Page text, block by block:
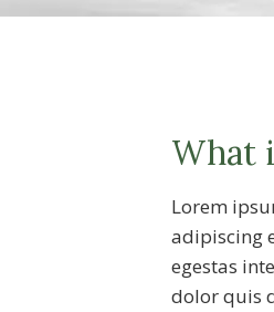
What
Lorem
adipiscing
egestas
dolor quis